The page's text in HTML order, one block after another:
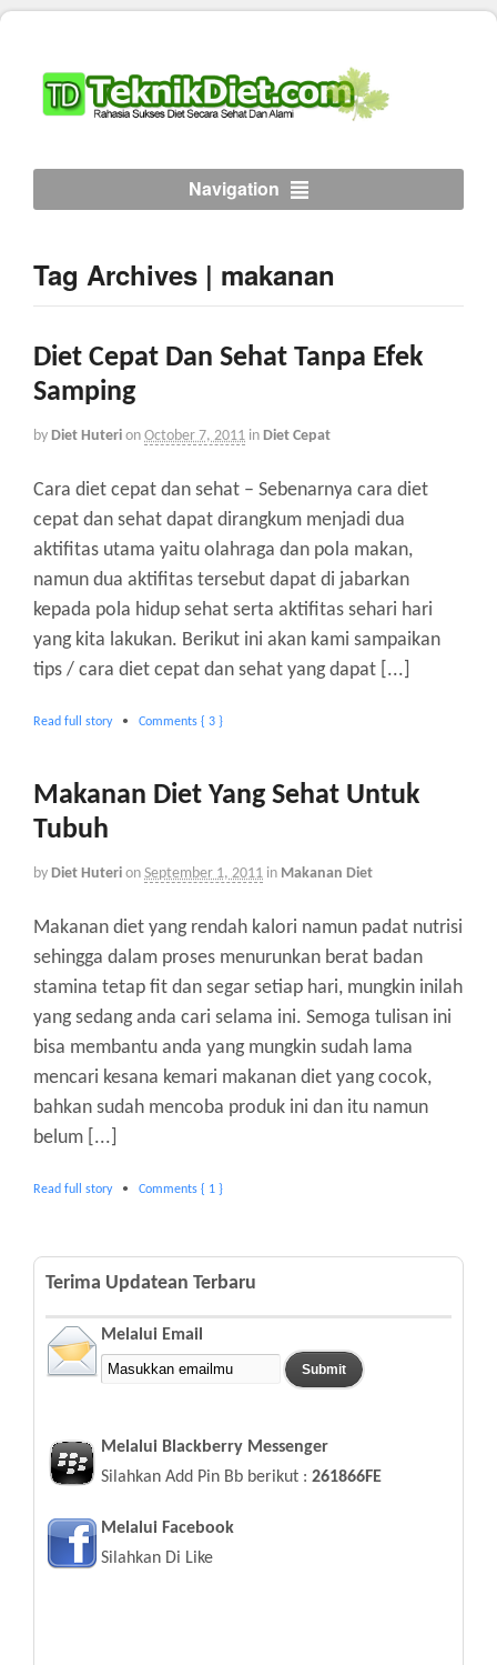
Navigation
Tag Archives | makanan
Diet Cepat Dan Sehat Tanpa Efek
Samping
by Diet Huteri on October 7, 2011 in Diet Cepat
Cara diet cepat dan sehat – Sebenarnya cara diet
cepat dan sehat dapat dirangkum menjadi dua
aktifitas utama yaitu olahraga dan pola makan,
namun dua aktifitas tersebut dapat di jabarkan
kepada pola hidup sehat serta aktifitas sehari hari
yang kita lakukan. Berikut ini akan kami sampaikan
tips / cara diet cepat dan sehat yang dapat [...]
Read full story • Comments { 3 }
Makanan Diet Yang Sehat Untuk
Tubuh
by Diet Huteri on September 1, 2011 in Makanan Diet
Makanan diet yang rendah kalori namun padat nutrisi
sehingga dalam proses menurunkan berat badan
stamina tetap fit dan segar setiap hari, mungkin inilah
yang sedang anda cari selama ini. Semoga tulisan ini
bisa membantu anda yang mungkin sudah lama
mencari kesana kemari makanan diet yang cocok,
bahkan sudah mencoba produk ini dan itu namun
belum [...]
Read full story • Comments { 1 }
Terima Updatean Terbaru
Melalui Email
Melalui Blackberry Messenger
Silahkan Add Pin Bb berikut : 261866FE
Melalui Facebook
Silahkan Di Like